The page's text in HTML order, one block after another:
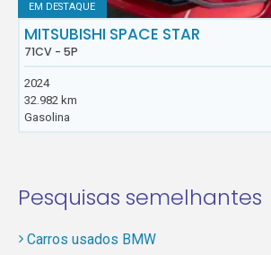
EM DESTAQUE
MITSUBISHI SPACE STAR
71CV - 5P
2024
32.982 km
Gasolina
Pesquisas semelhantes
Carros usados BMW